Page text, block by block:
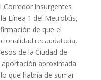
Corredor Insurgentes
Línea 1 del Metrobús,
de que el
recaudatoria,
de la Ciudad de
aproximada
que habría de sumar